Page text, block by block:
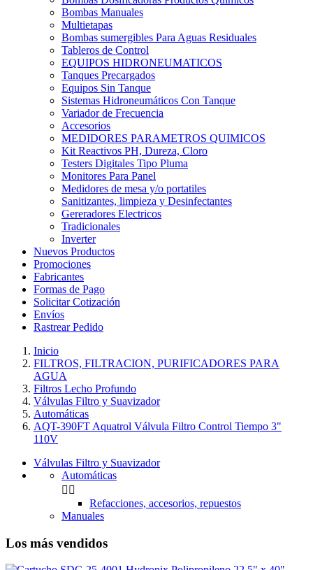
Bombas Manuales
Multietapas
Bombas sumergibles Para Aguas Residuales
Tableros de Control
EQUIPOS HIDRONEUMATICOS
Tanques Precargados
Equipos Sin Tanque
Sistemas Hidroneumáticos Con Tanque
Variador de Frecuencia
Accesorios
MEDIDORES PARAMETROS QUIMICOS
Kit Reactivos PH, Dureza, Cloro
Testers Digitales Tipo Pluma
Monitores Para Panel
Medidores de mesa y/o portatiles
Sanitizantes, limpieza y Desinfectantes
Gereradores Electricos
Tradicionales
Inverter
Nuevos Productos
Promociones
Fabricantes
Formas de Pago
Solicitar Cotización
Envíos
Rastrear Pedido
Inicio
FILTROS, FILTRACION, PURIFICADORES PARA
AGUA
Filtros Lecho Profundo
Válvulas Filtro y Suavizador
Automáticas
AQT-390FT Aquatrol Válvula Filtro Control Tiempo 3"
110V
Válvulas Filtro y Suavizador
Automáticas
 
Refacciones, accesorios, repuestos
Manuales
Los más vendidos